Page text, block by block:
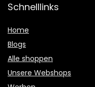
Schnelllinks
Home
Blogs
Alle shoppen
Unsere Webshops